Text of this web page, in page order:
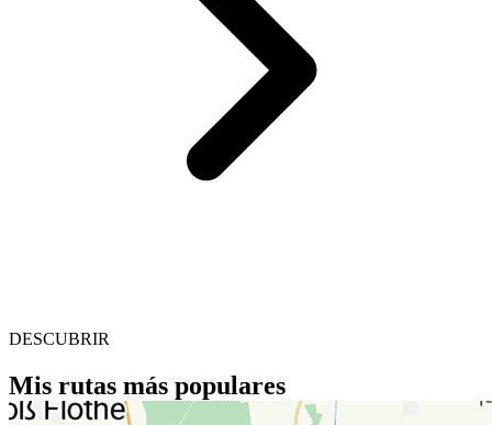
DESCUBRIR
Mis rutas más populares